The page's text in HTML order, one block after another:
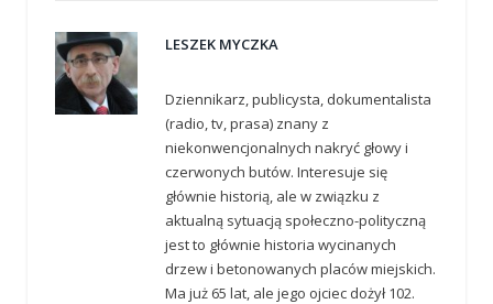
LESZEK MYCZKA
Dziennikarz, publicysta, dokumentalista
(radio, tv, prasa) znany z
niekonwencjonalnych nakryć głowy i
czerwonych butów. Interesuje się
głównie historią, ale w związku z
aktualną sytuacją społeczno-polityczną
jest to głównie historia wycinanych
drzew i betonowanych placów miejskich.
Ma już 65 lat, ale jego ojciec dożył 102.